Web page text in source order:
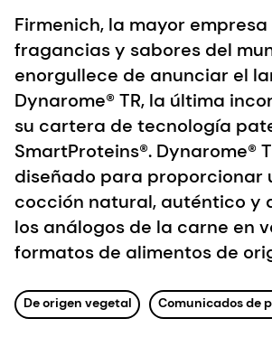
Firmenich, la mayor
fragancias y sabores del
enorgullece de anunciar el
Dynarome® TR, la última
su cartera de tecnología
SmartProteins®. Dynarome®
diseñado para proporcionar
cocción natural, auténtico y
los análogos de la carne en
formatos de alimentos de
De origen vegetal Comunicados de